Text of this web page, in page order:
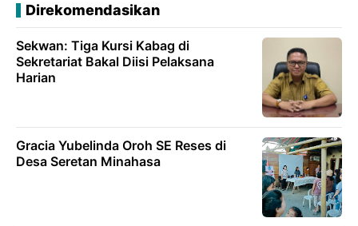
Direkomendasikan
Sekwan: Tiga Kursi Kabag di
Sekretariat Bakal Diisi Pelaksana
Harian
Gracia Yubelinda Oroh SE Reses di
Desa Seretan Minahasa